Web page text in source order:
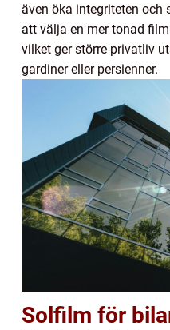
även öka integriteten och
att välja en mer tonad
vilket ger större privatliv
gardiner eller persienner.
Solfilm för